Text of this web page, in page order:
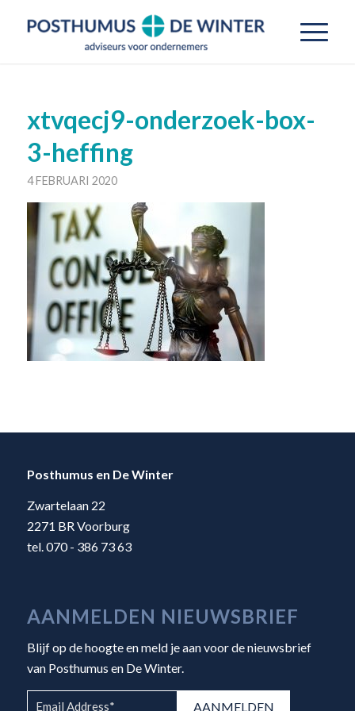
xtvqecj9-onderzoek-box-
3-heffing
4 FEBRUARI 2020
Posthumus en De Winter
Zwartelaan 22
2271 BR Voorburg
tel. 070 - 386 73 63
AANMELDEN NIEUWSBRIEF
Blijf op de hoogte en meld je aan voor de nieuwsbrief
van Posthumus en De Winter.